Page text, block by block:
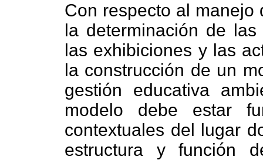
Con respecto al manejo
la determinación de
las exhibiciones y las
la construcción de un
gestión educativa
modelo debe estar
contextuales del lugar
estructura y función